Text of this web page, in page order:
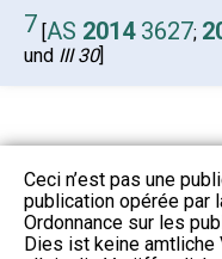
7 [AS 2014 3627;
und III 30]
Ceci n’est pas une
publication opérée par
Ordonnance sur les
Dies ist keine